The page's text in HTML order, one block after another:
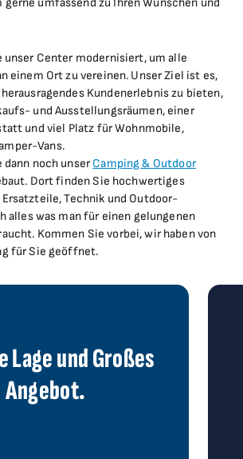
unser Center modernisiert, um alle
einem Ort zu vereinen. Unser Ziel ist es,
Kundenerlebnis zu bieten,
und Ausstellungsräumen, einer
und viel Platz für Wohnmobile,
Vans.
dann noch unser Camping & Outdoor
Dort finden Sie hochwertiges
Technik und Outdoor-
alles was man für einen gelungenen
Kommen Sie vorbei, wir haben von
für Sie geöffnet.
Lage und Großes
Angebot.